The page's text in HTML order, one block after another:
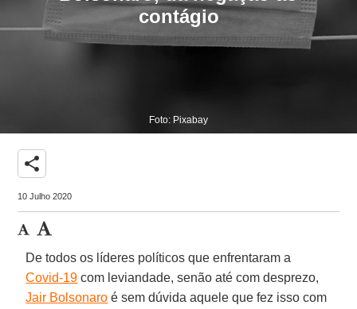
contágio
Foto: Pixabay
share
10 Julho 2020
De todos os líderes políticos que enfrentaram a
Covid-19 com leviandade, senão até com desprezo,
Jair Bolsonaro é sem dúvida aquele que fez isso com